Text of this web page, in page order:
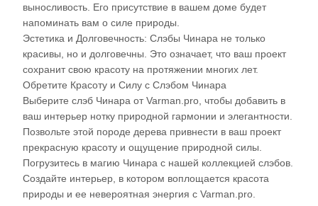
выносливость. Его присутствие в вашем доме будет
напоминать вам о силе природы.
Эстетика и Долговечность: Слэбы Чинара не только
красивы, но и долговечны. Это означает, что ваш проект
сохранит свою красоту на протяжении многих лет.
Обретите Красоту и Силу с Слэбом Чинара
Выберите слэб Чинара от Varman.pro, чтобы добавить в
ваш интерьер нотку природной гармонии и элегантности.
Позвольте этой породе дерева привнести в ваш проект
прекрасную красоту и ощущение природной силы.
Погрузитесь в магию Чинара с нашей коллекцией слэбов.
Создайте интерьер, в котором воплощается красота
природы и ее невероятная энергия с Varman.pro.